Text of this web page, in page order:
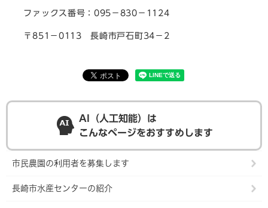
ファックス番号：095－830－1124
〒851－0113 長崎市戸石町34－2
AI（人工知能）は
こんなページをおすすめします
市民農園の利用者を募集します
長崎市水産センターの紹介